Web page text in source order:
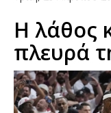
Η λάθος
πλευρά